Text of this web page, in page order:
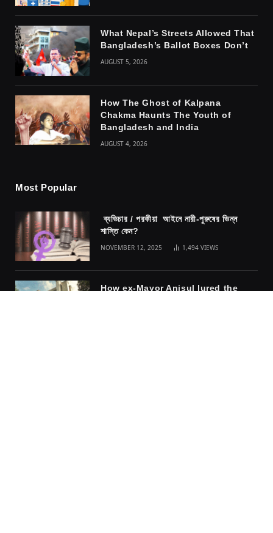
What Nepal’s Streets Allowed That
Bangladesh’s Ballot Boxes Don’t
AUGUST 5, 2026
How The Ghost of Kalpana
Chakma Haunts The Youth of
Bangladesh and India
AUGUST 4, 2026
Most Popular
ব্যভিচার / পরকীয়া আইনে নারী-পুরুষের ভিন্ন
শাস্তি কেন?
NOVEMBER 12, 2025 1,494 VIEWS
How ex-Mayor Anisul lured the